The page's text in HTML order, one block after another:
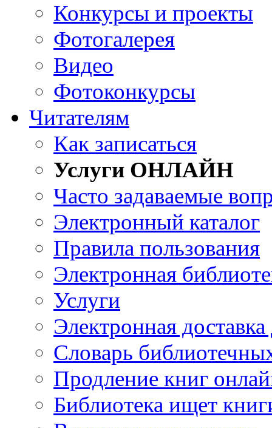
Конкурсы и проекты
Фотогалерея
Видео
Фотоконкурсы
Читателям
Как записаться
Услуги ОНЛАЙН
Часто задаваемые
Электронный каталог
Правила пользования
Электронная
Услуги
Электронная
Словарь
Продление книг
Библиотека ищет